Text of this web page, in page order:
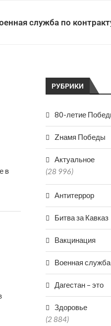
служба по
в
РУБРИКИ
80-летие
Zнамя Победы
Актуальное
(28 996)
Антитеррор
Битва за Кавказ
Вакцинация
Военная служба
Дагестан – это
Здоровье
(2 884)